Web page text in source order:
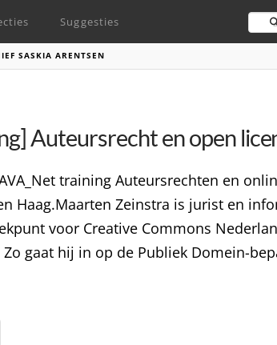
Suggesties
SASKIA ARENTSEN
Auteursrecht en open
training Auteursrechten en
Haag.Maarten Zeinstra is jurist en
voor Creative Commons
gaat hij in op de Publiek Domein-